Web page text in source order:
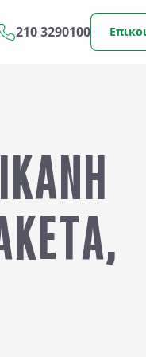
210 3290100